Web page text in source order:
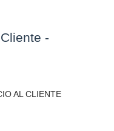
-
AL CLIENTE